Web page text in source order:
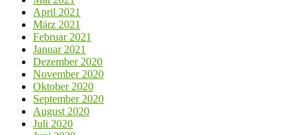
April 2021
März 2021
Februar 2021
Januar 2021
Dezember 2020
November 2020
Oktober 2020
September 2020
August 2020
Juli 2020